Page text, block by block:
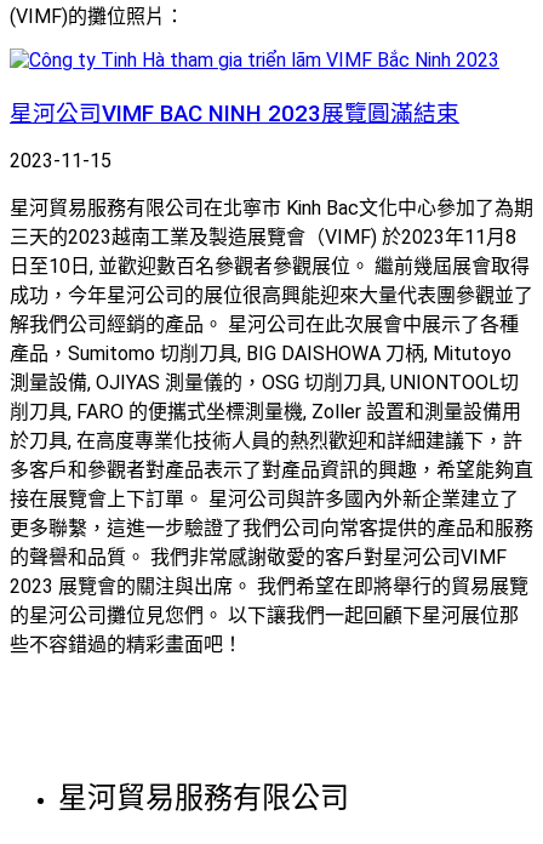
(VIMF)的攤位照片：
星河公司VIMF BAC NINH 2023展覽圓滿結束
2023-11-15
星河貿易服務有限公司在北寧市 Kinh Bac文化中心參加了為期
三天的2023越南工業及製造展覽會（VIMF) 於2023年11月8
日至10日, 並歡迎數百名參觀者參觀展位。 繼前幾屆展會取得
成功，今年星河公司的展位很高興能迎來大量代表團參觀並了
解我們公司經銷的產品。 星河公司在此次展會中展示了各種
產品，Sumitomo 切削刀具, BIG DAISHOWA 刀柄, Mitutoyo
測量設備, OJIYAS 測量儀的，OSG 切削刀具, UNIONTOOL切
削刀具, FARO 的便攜式坐標測量機, Zoller 設置和測量設備用
於刀具, 在高度專業化技術人員的熱烈歡迎和詳細建議下，許
多客戶和參觀者對產品表示了對產品資訊的興趣，希望能夠直
接在展覽會上下訂單。 星河公司與許多國內外新企業建立了
更多聯繫，這進一步驗證了我們公司向常客提供的產品和服務
的聲譽和品質。 我們非常感謝敬愛的客戶對星河公司VIMF
2023 展覽會的關注與出席。 我們希望在即將舉行的貿易展覽
的星河公司攤位見您們。 以下讓我們一起回顧下星河展位那
些不容錯過的精彩畫面吧！
星河貿易服務有限公司